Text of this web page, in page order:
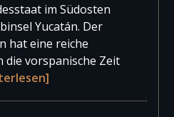
im Südosten
Yucatán. Der
hat eine reiche
die vorspanische Zeit